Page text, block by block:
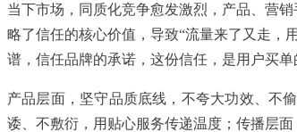
当下市场，同质化竞争愈发激烈，产品、营
略了信任的核心价值，导致“流量来了又走，
谱，信任品牌的承诺，这份信任，是用户买
产品层面，坚守品质底线，不夸大功效、不
诿、不敷衍，用贴心服务传递温度；传播层